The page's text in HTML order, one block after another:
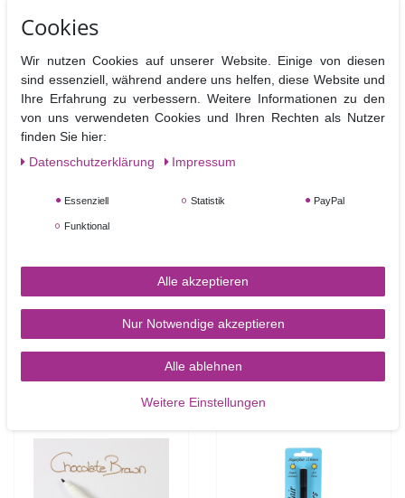
Artikel anzeigen
TOP-ARTIKEL
Farbstift
Silver Grey - Silbergrau
3,99 €
Cookies
Wir nutzen Cookies auf unserer Website. Einige von diesen
sind essenziell, während andere uns helfen, diese Website und
Ihre Erfahrung zu verbessern. Weitere Informationen zu den
von uns verwendeten Cookies und Ihren Rechten als Nutzer
finden Sie hier:
Daten­schutz­erklärung
Impressum
Essenziell Statistik PayPal
Funktional
Alle akzeptieren
Nur Notwendige akzeptieren
Alle ablehnen
Weitere Einstellungen